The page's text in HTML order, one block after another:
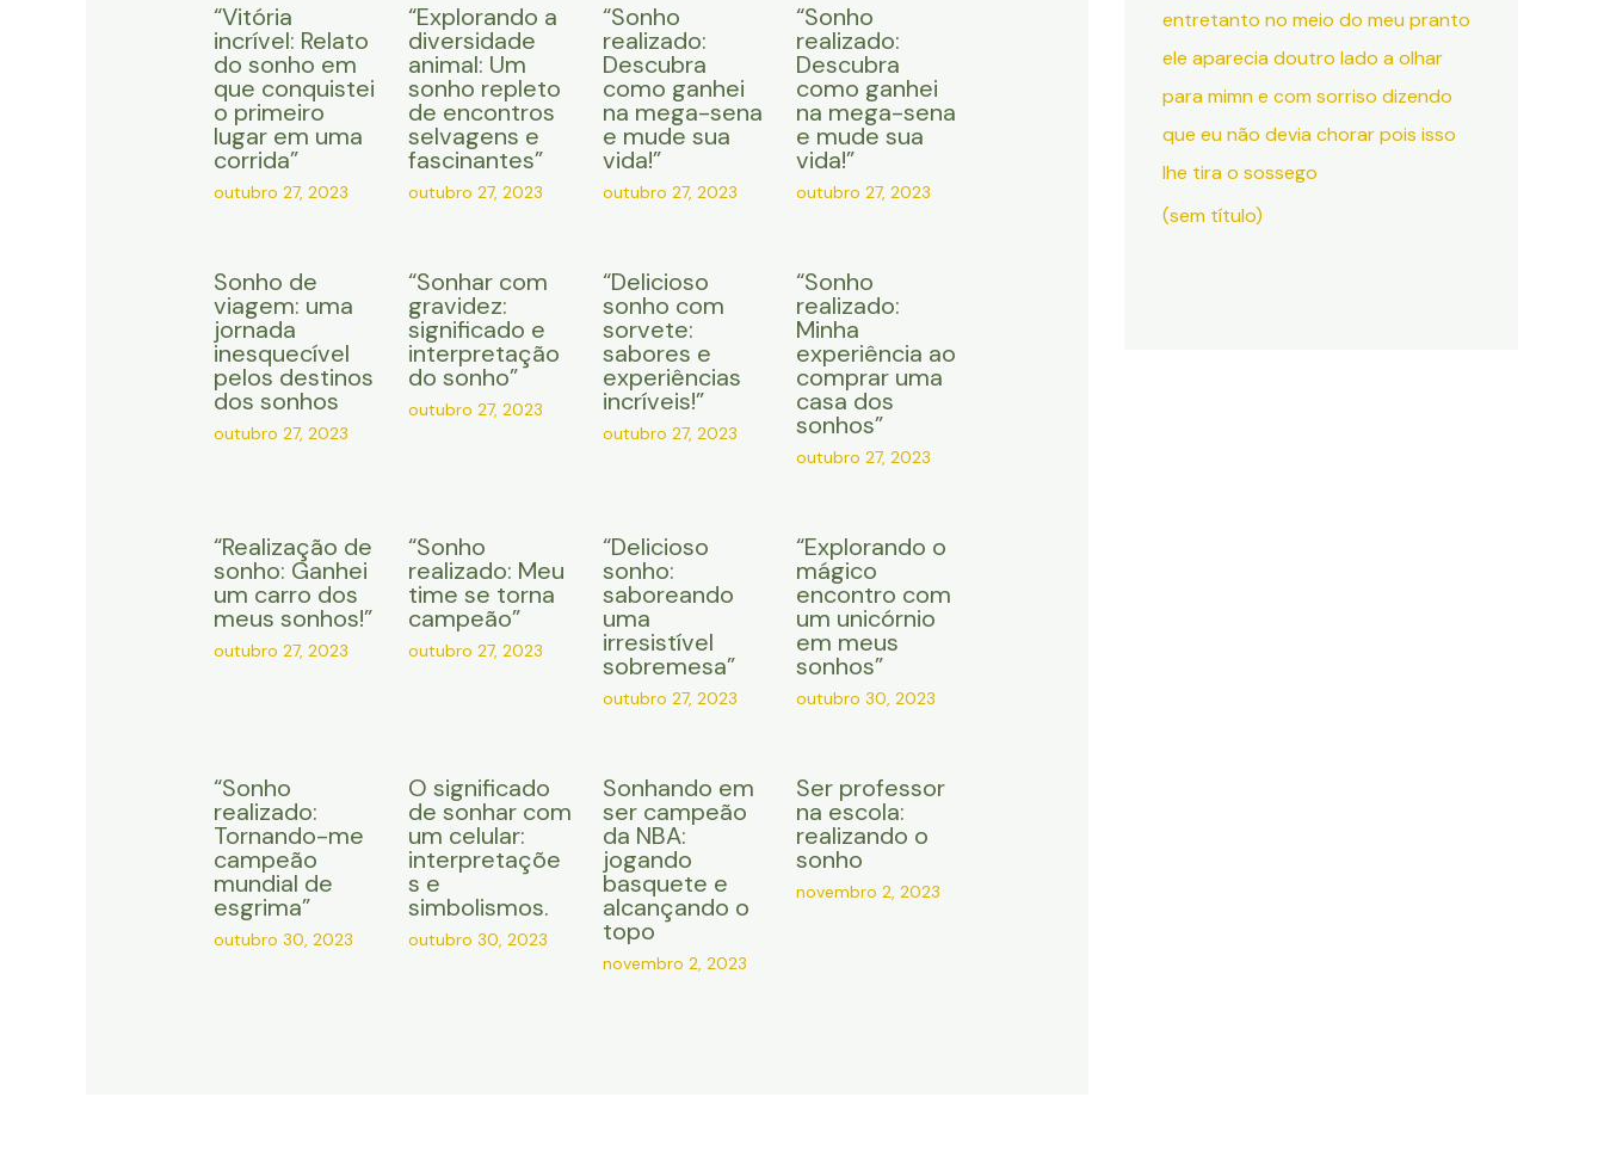
“Vitória
incrível: Relato
do sonho em
que conquistei
o primeiro
lugar em uma
corrida”
outubro 27, 2023
“Explorando a
diversidade
animal: Um
sonho repleto
de encontros
selvagens e
fascinantes”
outubro 27, 2023
“Sonho
realizado:
Descubra
como ganhei
na mega-sena
e mude sua
vida!”
outubro 27, 2023
“Sonho
realizado:
Descubra
como ganhei
na mega-sena
e mude sua
vida!”
outubro 27, 2023
Sonho de
viagem: uma
jornada
inesquecível
pelos destinos
dos sonhos
outubro 27, 2023
“Sonhar com
gravidez:
significado e
interpretação
do sonho”
outubro 27, 2023
“Delicioso
sonho com
sorvete:
sabores e
experiências
incríveis!”
outubro 27, 2023
“Sonho
realizado:
Minha
experiência ao
comprar uma
casa dos
sonhos”
outubro 27, 2023
“Realização de
sonho: Ganhei
um carro dos
meus sonhos!”
outubro 27, 2023
“Sonho
realizado: Meu
time se torna
campeão”
outubro 27, 2023
“Delicioso
sonho:
saboreando
uma
irresistível
sobremesa”
outubro 27, 2023
“Explorando o
mágico
encontro com
um unicórnio
em meus
sonhos”
outubro 30, 2023
“Sonho
realizado:
Tornando-me
campeão
mundial de
esgrima”
outubro 30, 2023
O significado
de sonhar com
um celular:
interpretaçõe
s e
simbolismos.
outubro 30, 2023
Sonhando em
ser campeão
da NBA:
jogando
basquete e
alcançando o
topo
novembro 2, 2023
Ser professor
na escola:
realizando o
sonho
novembro 2, 2023
entretanto no meio do meu pranto
ele aparecia doutro lado a olhar
para mimn e com sorriso dizendo
que eu não devia chorar pois isso
lhe tira o sossego
(sem título)